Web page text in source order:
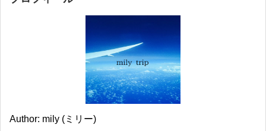
Author: mily (ミリー)